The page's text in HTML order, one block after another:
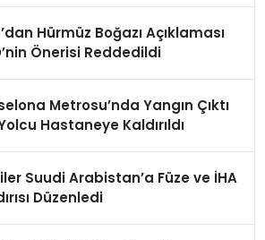
Hürmüz Boğazı Açıklaması
Önerisi Reddedildi
Metrosu’nda Yangın Çıktı
Hastaneye Kaldırıldı
Suudi Arabistan’a Füze ve İHA
Düzenledi